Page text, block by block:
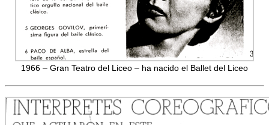
1966 – Gran Teatro del Liceo – ha nacido el Ballet del Liceo